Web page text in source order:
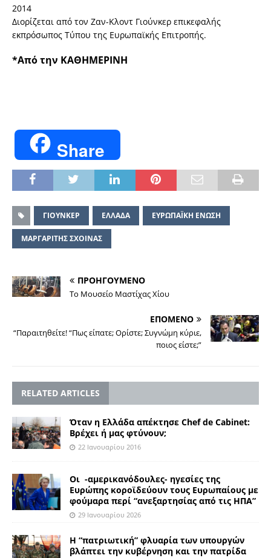
2014
Διορίζεται από τον Ζαν-Κλοντ Γιούνκερ επικεφαλής
εκπρόσωπος Τύπου της Ευρωπαϊκής Επιτροπής.
*Από την ΚΑΘΗΜΕΡΙΝΗ
Share
ΓΙΟΥΝΚΕΡ ΕΛΛΑΔΑ ΕΥΡΩΠΑΪΚΗ ΕΝΩΣΗ
ΜΑΡΓΑΡΙΤΗΣ ΣΧΟΙΝΑΣ
ΠΡΟΗΓΟΥΜΕΝΟ
Το Μουσείο Μαστίχας Χίου
ΕΠΟΜΕΝΟ
“Παραιτηθείτε! “Πως είπατε; Ορίστε; Συγνώμη κύριε,
ποιος είστε;”
RELATED ARTICLES
Όταν η Ελλάδα απέκτησε Chef de Cabinet:
Βρέχει ή μας φτύνουν;
22 Ιανουαρίου 2016
Οι -αμερικανόδουλες- ηγεσίες της
Ευρώπης κοροϊδεύουν τους Ευρωπαίους με
φούμαρα περί “ανεξαρτησίας από τις ΗΠΑ”
29 Ιανουαρίου 2026
Η “πατριωτική” φλυαρία των υπουργών
βλάπτει την κυβέρνηση και την πατρίδα